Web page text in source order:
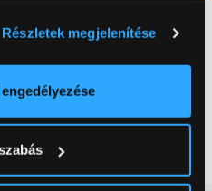
pontossággal
annak konkrét
aRészletek
vagy visszavonhatja a
Részletek megjelenítése
8/256GB Okostelefon,